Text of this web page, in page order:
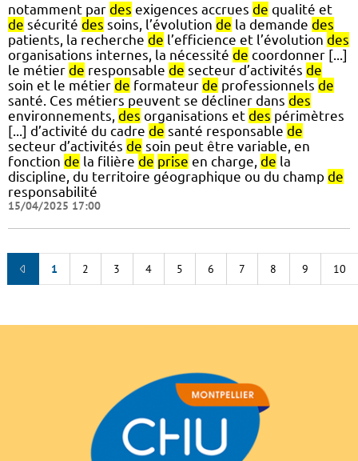
notamment par des exigences accrues de qualité et
de sécurité des soins, l’évolution de la demande des
patients, la recherche de l’efficience et l’évolution des
organisations internes, la nécessité de coordonner [...]
le métier de responsable de secteur d’activités de
soin et le métier de formateur de professionnels de
santé. Ces métiers peuvent se décliner dans des
environnements, des organisations et des périmètres
[...] d’activité du cadre de santé responsable de
secteur d’activités de soin peut être variable, en
fonction de la filière de prise en charge, de la
discipline, du territoire géographique ou du champ de
responsabilité
15/04/2025 17:00
1 2 3 4 5 6 7 8 9 10